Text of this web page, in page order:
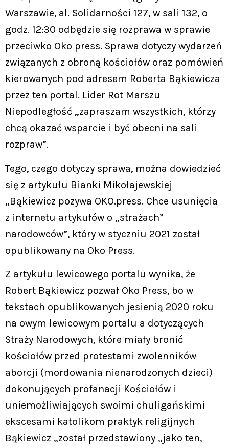
Warszawie, al. Solidarności 127, w sali 132, o
godz. 12:30 odbędzie się rozprawa w sprawie
przeciwko Oko press. Sprawa dotyczy wydarzeń
związanych z obroną kościołów oraz pomówień
kierowanych pod adresem Roberta Bąkiewicza
przez ten portal. Lider Rot Marszu
Niepodległość „zapraszam wszystkich, którzy
chcą okazać wsparcie i być obecni na sali
rozpraw”.
Tego, czego dotyczy sprawa, można dowiedzieć
się z artykułu Bianki Mikołajewskiej
„Bąkiewicz pozywa OKO.press. Chce usunięcia
z internetu artykułów o „strażach”
narodowców”, który w styczniu 2021 został
opublikowany na Oko Press.
Z artykułu lewicowego portalu wynika, że
Robert Bąkiewicz pozwał Oko Press, bo w
tekstach opublikowanych jesienią 2020 roku
na owym lewicowym portalu a dotyczących
Straży Narodowych, które miały bronić
kościołów przed protestami zwolenników
aborcji (mordowania nienarodzonych dzieci)
dokonujących profanacji Kościołów i
uniemożliwiających swoimi chuligańskimi
ekscesami katolikom praktyk religijnych
Bąkiewicz „został przedstawiony „jako ten,